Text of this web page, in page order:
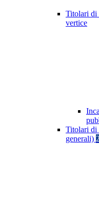
Titolari di
vertice
Titolari di
generali)